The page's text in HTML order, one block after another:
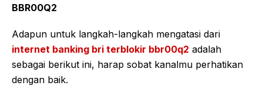
BBR00Q2
Adapun untuk langkah-langkah mengatasi dari
internet banking bri terblokir bbr00q2 adalah
sebagai berikut ini, harap sobat kanalmu perhatikan
dengan baik.